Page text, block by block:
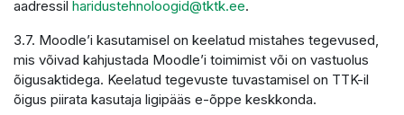
aadressil haridustehnoloogid@tktk.ee.
3.7. Moodle’i kasutamisel on keelatud mistahes tegevused,
mis võivad kahjustada Moodle’i toimimist või on vastuolus
õigusaktidega. Keelatud tegevuste tuvastamisel on TTK-il
õigus piirata kasutaja ligipääs e-õppe keskkonda.